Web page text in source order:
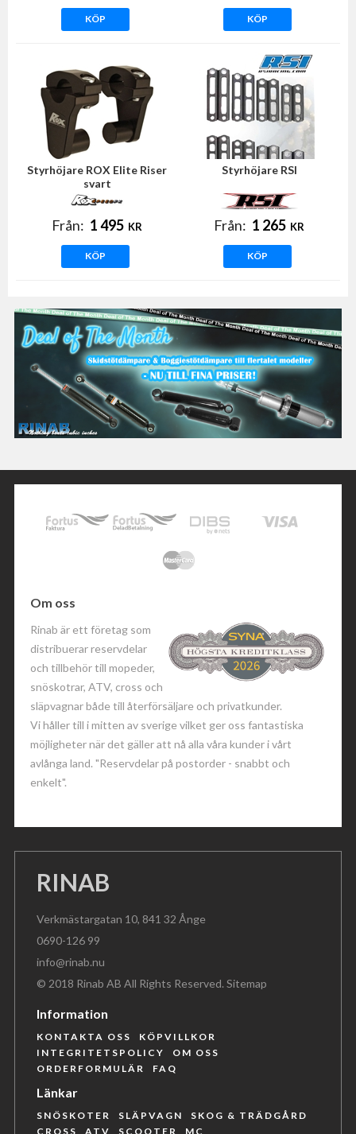
KÖP KÖP
Styrhöjare ROX Elite Riser
svart
Från: 1 495 KR
KÖP
Styrhöjare RSI
Från: 1 265 KR
KÖP
Om oss
Rinab är ett företag som
distribuerar reservdelar
och tillbehör till mopeder,
snöskotrar, ATV, cross och
släpvagnar både till återförsäljare och privatkunder.
Vi håller till i mitten av sverige vilket ger oss fantastiska
möjligheter när det gäller att nå alla våra kunder i vårt
avlånga land. "Reservdelar på postorder - snabbt och
enkelt".
RINAB
Verkmästargatan 10, 841 32 Ånge
0690-126 99
info@rinab.nu
© 2018 Rinab AB All Rights Reserved.Sitemap
Information
KONTAKTA OSS
KÖPVILLKOR
INTEGRITETSPOLICY
OM OSS
ORDERFORMULÄR
FAQ
Länkar
SNÖSKOTER SLÄPVAGN
SKOG & TRÄDGÅRD
CROSS
ATV SCOOTER MC